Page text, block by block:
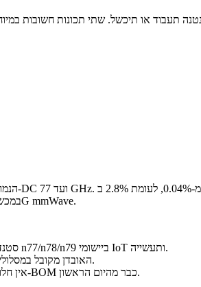
ולכן סטיית Dk בסביבות לחות היא זניחה. מסיבה זו, יצרני סמארטפונים מובילים משתמשים באנטנות Flex מבוססות LCP במכשירי 5G mmWave.
: Polyimide סטנדרטי או משופר הוא חסכוני ומספק ביצועים טובים. מתאים לאנטנות בתחומי n77/n78/n79 ביישומי IoT ותעשייה.
: Modified polyimide או MPI מתאימים לתחומי FR2-1 עבור small cells פנימיים והתקני CPE. האובדן מקובל במסלולי אות קצרים.
: מצעי LCP או PTFE-based. אין חלופה שמספקת אובדן החדרה מקובל בתדרים אלה. הכניסו את תוספת העלות ל-BOM כבר מהיום הראשון.